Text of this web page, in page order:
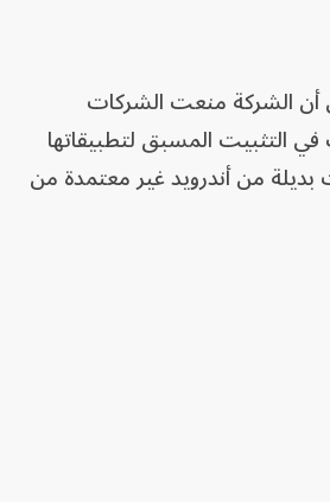
أن الشركة منعت الشركات
التثبيت المسبق لتطبيقاتها
من أندرويد غير معتمدة من